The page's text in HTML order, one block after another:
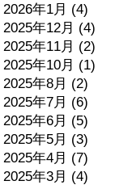
2026年1月 (4)
2025年12月 (4)
2025年11月 (2)
2025年10月 (1)
2025年8月 (2)
2025年7月 (6)
2025年6月 (5)
2025年5月 (3)
2025年4月 (7)
2025年3月 (4)